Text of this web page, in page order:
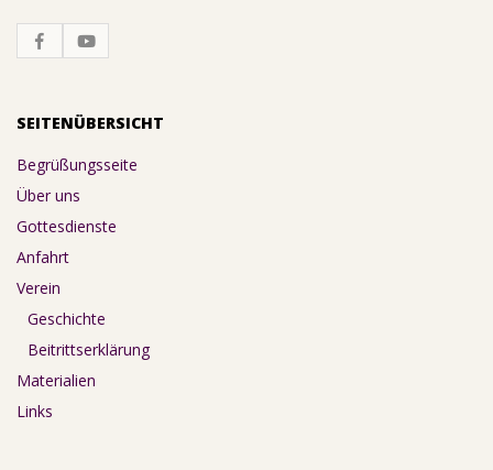
SEITENÜBERSICHT
Begrüßungsseite
Über uns
Gottesdienste
Anfahrt
Verein
Geschichte
Beitrittserklärung
Materialien
Links